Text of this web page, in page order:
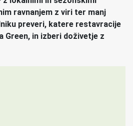
ravnanjem z viri ter manj
preveri, katere restavracije
Green, in izberi doživetje z